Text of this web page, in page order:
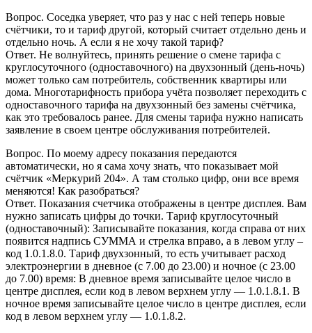
Вопрос. Соседка уверяет, что раз у нас с ней теперь новые
счётчики, то и тариф другой, который считает отдельно день и
отдельно ночь. А если я не хочу такой тариф?
Ответ. Не волнуйтесь, принять решение о смене тарифа с
круглосуточного (одноставочного) на двухзонный (день-ночь)
может только сам потребитель, собственник квартиры или
дома. Многотарифность прибора учёта позволяет переходить с
одноставочного тарифа на двухзонный без замены счётчика,
как это требовалось ранее. Для смены тарифа нужно написать
заявление в своем центре обслуживания потребителей.
Вопрос. По моему адресу показания передаются
автоматически, но я сама хочу знать, что показывает мой
счётчик «Меркурий 204». А там столько цифр, они все время
меняются! Как разобраться?
Ответ. Показания счетчика отображены в центре дисплея. Вам
нужно записать цифры до точки. Тариф круглосуточный
(одноставочный): Записывайте показания, когда справа от них
появится надпись СУММА и стрелка вправо, а в левом углу –
код 1.0.1.8.0. Тариф двухзонный, то есть учитывает расход
электроэнергии в дневное (с 7.00 до 23.00) и ночное (с 23.00
до 7.00) время: В дневное время записывайте целое число в
центре дисплея, если код в левом верхнем углу — 1.0.1.8.1. В
ночное время записывайте целое число в центре дисплея, если
код в левом верхнем углу — 1.0.1.8.2.